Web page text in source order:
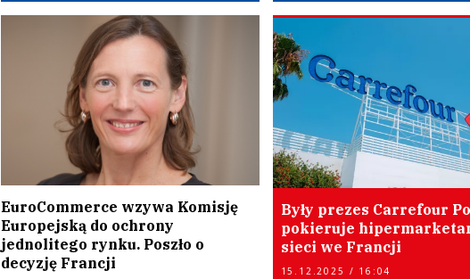
EuroCommerce wzywa Komisję
Europejską do ochrony
jednolitego rynku. Poszło o
decyzję Francji
Były prezes Carrefour
pokieruje
sieci we Francji
15.12.2025 / 16:04